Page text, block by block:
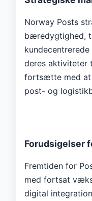
Norway Posts
bæredygtighed,
deres aktiviteter
fortsætte med
post- og
Forudsigelser
Fremtiden for
med fortsat
digital